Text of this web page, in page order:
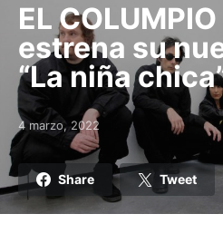
EL
estrena su
“La niña
Posted on
4 marzo, 2022
Share Tweet